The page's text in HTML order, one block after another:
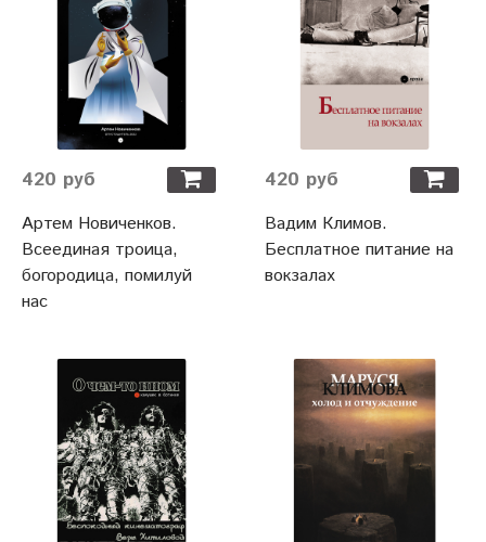
420 руб
Артем Новиченков.
Всеединая троица,
богородица, помилуй
нас
420 руб
Вадим Климов.
Бесплатное питание на
вокзалах